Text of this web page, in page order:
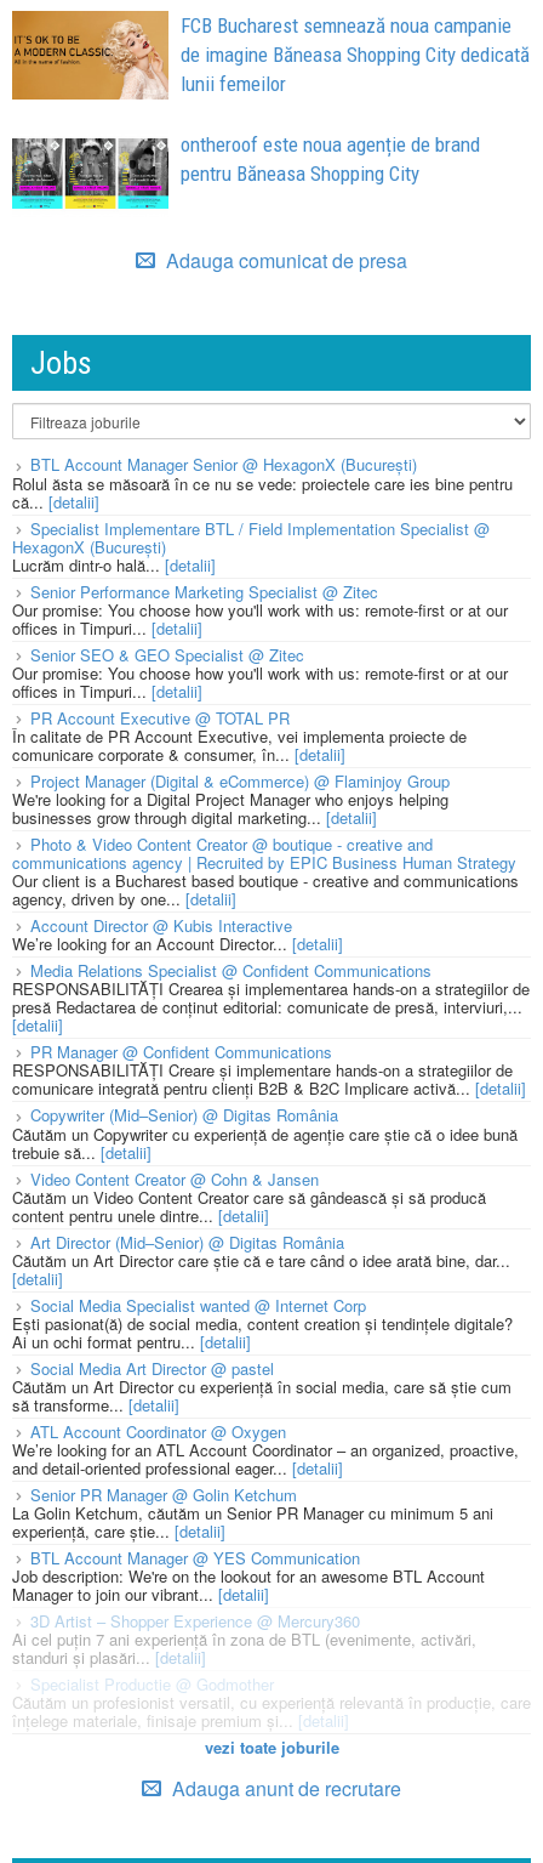
FCB Bucharest semnează noua campanie
de imagine Băneasa Shopping City dedicată
lunii femeilor
ontheroof este noua agenție de brand
pentru Băneasa Shopping City
Adauga comunicat de presa
Jobs
BTL Account Manager Senior @ HexagonX (București)
Rolul ăsta se măsoară în ce nu se vede: proiectele care ies bine pentru
că... [detalii]
Specialist Implementare BTL / Field Implementation Specialist @
HexagonX (București)
Lucrăm dintr-o hală...[detalii]
Senior Performance Marketing Specialist @ Zitec
Our promise: You choose how you'll work with us: remote-first or at our
offices in Timpuri... [detalii]
Senior SEO & GEO Specialist @ Zitec
Our promise: You choose how you'll work with us: remote-first or at our
offices in Timpuri... [detalii]
PR Account Executive @ TOTAL PR
În calitate de PR Account Executive, vei implementa proiecte de
comunicare corporate & consumer, în... [detalii]
Project Manager (Digital & eCommerce) @ Flaminjoy Group
We're looking for a Digital Project Manager who enjoys helping
businesses grow through digital marketing... [detalii]
Photo & Video Content Creator @ boutique - creative and
communications agency | Recruited by EPIC Business Human Strategy
Our client is a Bucharest based boutique - creative and communications
agency, driven by one... [detalii]
Account Director @ Kubis Interactive
We’re looking for an Account Director... [detalii]
Media Relations Specialist @ Confident Communications
RESPONSABILITĂȚI Crearea și implementarea hands-on a strategiilor de
presă Redactarea de conținut editorial: comunicate de presă, interviuri,...
[detalii]
PR Manager @ Confident Communications
RESPONSABILITĂȚI Creare și implementare hands-on a strategiilor de
comunicare integrată pentru clienți B2B & B2C Implicare activă... [detalii]
Copywriter (Mid–Senior) @ Digitas România
Căutăm un Copywriter cu experiență de agenție care știe că o idee bună
trebuie să... [detalii]
Video Content Creator @ Cohn & Jansen
Căutăm un Video Content Creator care să gândească și să producă
content pentru unele dintre... [detalii]
Art Director (Mid–Senior) @ Digitas România
Căutăm un Art Director care știe că e tare când o idee arată bine, dar...
[detalii]
Social Media Specialist wanted @ Internet Corp
Ești pasionat(ă) de social media, content creation și tendințele digitale?
Ai un ochi format pentru... [detalii]
Social Media Art Director @ pastel
Căutăm un Art Director cu experiență în social media, care să știe cum
să transforme... [detalii]
ATL Account Coordinator @ Oxygen
We’re looking for an ATL Account Coordinator – an organized, proactive,
and detail-oriented professional eager... [detalii]
Senior PR Manager @ Golin Ketchum
La Golin Ketchum, căutăm un Senior PR Manager cu minimum 5 ani
experiență, care știe... [detalii]
BTL Account Manager @ YES Communication
Job description: We're on the lookout for an awesome BTL Account
Manager to join our vibrant... [detalii]
3D Artist – Shopper Experience @ Mercury360
Ai cel puțin 7 ani experiență în zona de BTL (evenimente, activări,
standuri și plasări... [detalii]
Specialist Productie @ Godmother
Căutăm un profesionist versatil, cu experiență relevantă în producție, care
înțelege materiale, finisaje premium și... [detalii]
vezi toate joburile
Adauga anunt de recrutare